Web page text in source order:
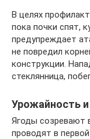
В целях
пока почки спят,
предупреждает
не повредил
конструкции.
стеклянница,
Урожайность
Ягоды созревают
проводят в